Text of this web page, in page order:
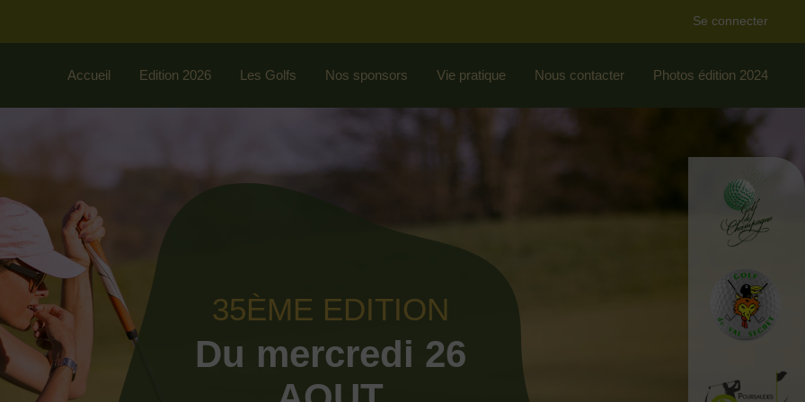
Se connecter
Accueil Edition 2026 Les Golfs Nos sponsors Vie pratique Nous contacter Photos édition 2024
35ÈME EDITION
Du mercredi 26